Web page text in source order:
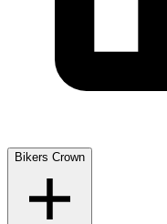
Bikers Crown